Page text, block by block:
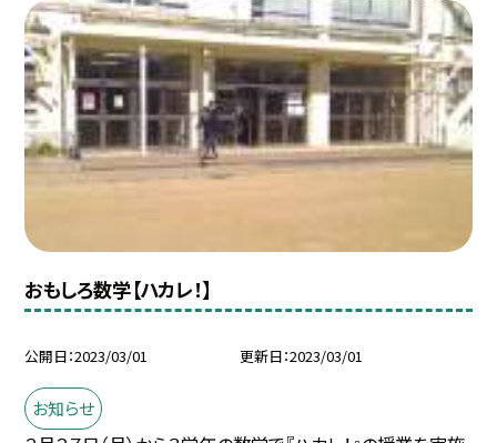
おもしろ数学【ハカレ！】
公開日 2023/03/01 更新日 2023/03/01
お知らせ